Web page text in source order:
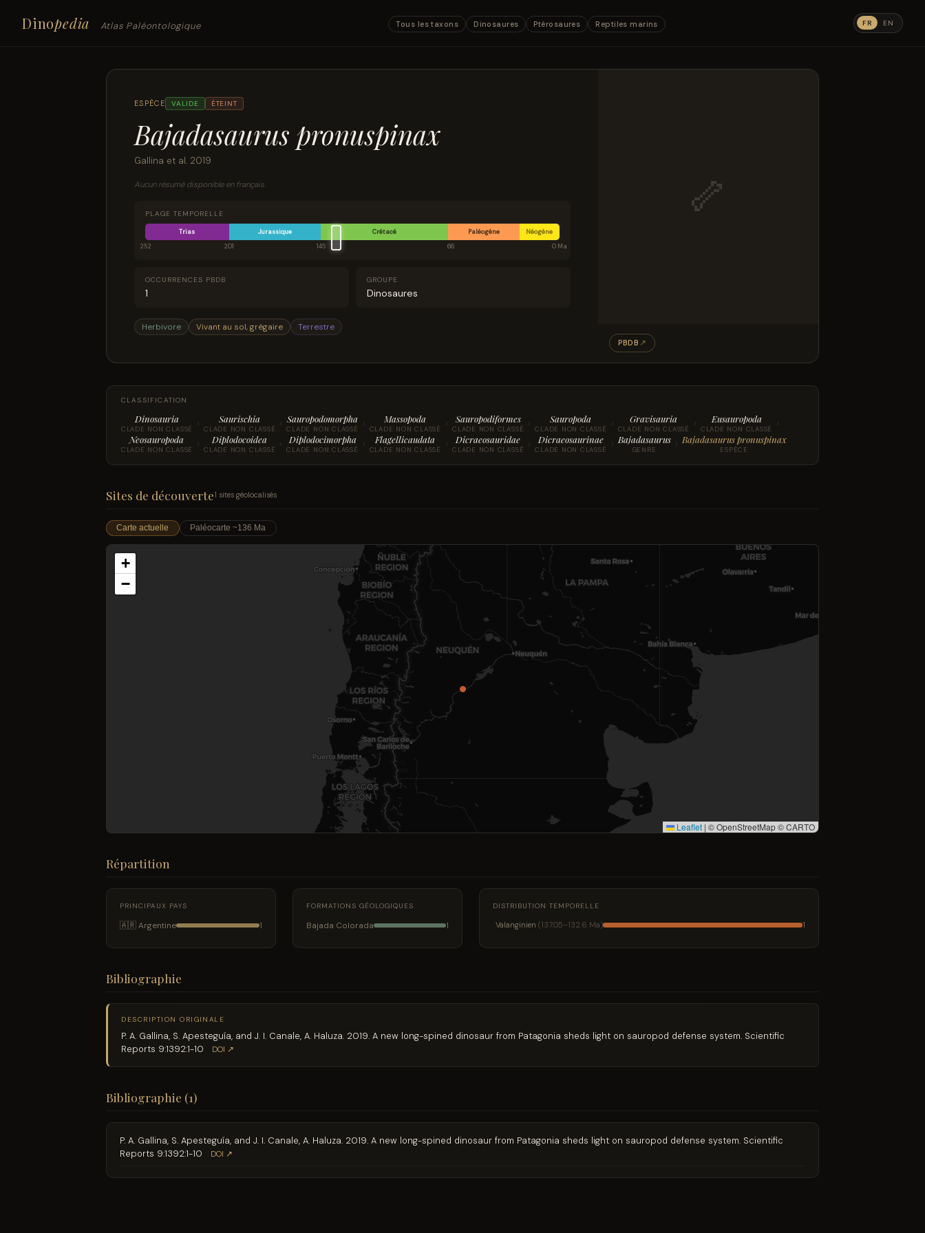
Dinopedia Atlas Paléontologique Tous les taxons Dinosaures Ptérosaures Reptiles marins FR EN
ESPÈCE VALIDE ÉTEINT
Bajadasaurus pronuspinax
Gallina et al. 2019
Aucun résumé disponible en français.
PLAGE TEMPORELLE
Trias Jurassique Crétacé Paléogène
Néogène
252
201 145 66 0 Ma
OCCURRENCES PBDB
1
GROUPE
Dinosaures
Herbivore Vivant au sol, grégaire Terrestre
🦴
PBDB ↗
CLASSIFICATION
Dinosauria
CLADE NON CLASSÉ › Saurischia
CLADE NON CLASSÉ › Sauropodomorpha
CLADE NON CLASSÉ › Massopoda
CLADE NON CLASSÉ › Sauropodiformes
CLADE NON CLASSÉ › Sauropoda
CLADE NON CLASSÉ › Gravisauria
CLADE NON CLASSÉ › Eusauropoda
CLADE NON CLASSÉ ›
Neosauropoda
CLADE NON CLASSÉ › Diplodocoidea
CLADE NON CLASSÉ › Diplodocimorpha
CLADE NON CLASSÉ › Flagellicaudata
CLADE NON CLASSÉ › Dicraeosauridae
CLADE NON CLASSÉ › Dicraeosaurinae
CLADE NON CLASSÉ › Bajadasaurus
GENRE › Bajadasaurus pronuspinax
ESPÈCE
Sites de découverte1 sites géolocalisés
Carte actuelle Paléocarte ~136 Ma
+
−
Leaflet | © OpenStreetMap © CARTO
Répartition
PRINCIPAUX PAYS
🇦🇷 Argentine 1
FORMATIONS GÉOLOGIQUES
Bajada Colorada 1
DISTRIBUTION TEMPORELLE
Valanginien (137.05–132.6 Ma) 1
Bibliographie
DESCRIPTION ORIGINALE
P. A. Gallina, S. Apesteguía, and J. I. Canale, A. Haluza. 2019. A new long-spined dinosaur from Patagonia sheds light on sauropod defense system. Scientific
Reports 9:1392:1-10
DOI ↗
Bibliographie (1)
P. A. Gallina, S. Apesteguía, and J. I. Canale, A. Haluza. 2019. A new long-spined dinosaur from Patagonia sheds light on sauropod defense system. Scientific
Reports 9:1392:1-10
DOI ↗